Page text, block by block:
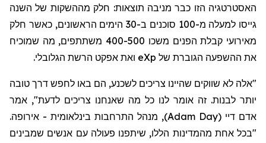
האסטרטגיה הזו כבר מניבה תוצאות: חלק מההשקות של השנה
גייסו למעלה מ-100
סוכנים ב-30 הימים הראשונים, כאשר חלק
מאירועי קבלת הפנים משכו 400-500 משתתפים, מה שמוכיח
את ההשפעה הגוברת של eXp ואת אפקט הרשת הגלובלי.
"אלה לא שווקים שהיינו צריכים לשכנע, הם באו לחפש דרך טובה
יותר לבנות. זה אומר לנו כל מה שאנחנו צריכים לדעת", אמר
אדם דיי (
Adam Day
)
, מנהל התרחבות בינלאומית - אירופה.
"בכל אחת מהמדינות הללו, שיתפנו פעולה עם אנשים שמבינים